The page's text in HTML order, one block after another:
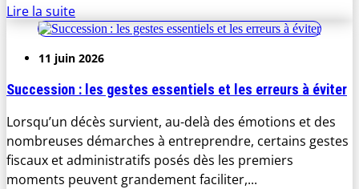
Lire la suite
11 juin 2026
Succession : les gestes essentiels et les erreurs à éviter
Lorsqu’un décès survient, au-delà des émotions et des
nombreuses démarches à entreprendre, certains gestes
fiscaux et administratifs posés dès les premiers
moments peuvent grandement faciliter,...